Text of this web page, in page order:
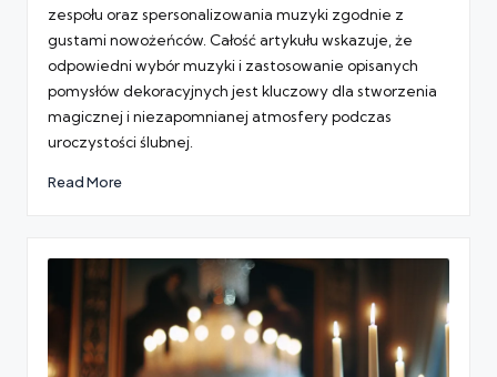
zespołu oraz spersonalizowania muzyki zgodnie z
gustami nowożeńców. Całość artykułu wskazuje, że
odpowiedni wybór muzyki i zastosowanie opisanych
pomysłów dekoracyjnych jest kluczowy dla stworzenia
magicznej i niezapomnianej atmosfery podczas
uroczystości ślubnej.
Read More